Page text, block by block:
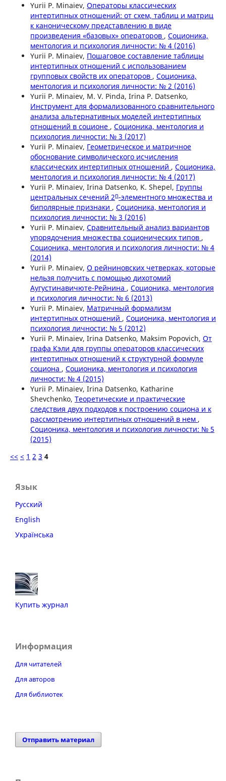
Yurii P. Minaiev, Операторы классических
интертипных отношений: от схем, таблиц и матриц
к каноническому представлению в виде
произведения «базовых» операторов , Соционика,
ментология и психология личности: № 4 (2016)
Yurii P. Minaiev, Пошаговое составление таблицы
интертипных отношений с использованием
групповых свойств их операторов , Соционика,
ментология и психология личности: № 2 (2016)
Yurii P. Minaiev, M. V. Pinda, Irina P. Datsenko,
Инструмент для формализованного сравнительного
анализа альтернативных моделей интертипных
отношений в соционе , Соционика, ментология и
психология личности: № 3 (2017)
Yurii P. Minaiev, Геометрическое и матричное
обоснование символического исчисления
классических интертипных отношений , Соционика,
ментология и психология личности: № 4 (2017)
Yurii P. Minaiev, Irina Datsenko, K. Shepel, Группы
центральных сечений 2n-элементного множества и
биполярные признаки , Соционика, ментология и
психология личности: № 3 (2016)
Yurii P. Minaiev, Сравнительный анализ вариантов
упорядочения множества соционических типов ,
Соционика, ментология и психология личности: № 4
(2014)
Yurii P. Minaiev, О рейниновских четверках, которые
нельзя получить с помощью дихотомий
Аугустинавичюте-Рейнина , Соционика, ментология
и психология личности: № 6 (2013)
Yurii P. Minaiev, Матричный формализм
интертипных отношений , Соционика, ментология и
психология личности: № 5 (2012)
Yurii P. Minaiev, Irina Datsenko, Maksim Popovich, От
графа Кэли для группы операторов классических
интертипных отношений к структурной формуле
социона , Соционика, ментология и психология
личности: № 4 (2015)
Yurii P. Minaiev, Irina Datsenko, Katharine
Shevchenko, Теоретические и практические
следствия двух подходов к построению социона и к
рассмотрению интертипных отношений в нем ,
Соционика, ментология и психология личности: № 5
(2015)
<< < 1 2 3 4
Язык
Русский
English
Українська
Купить журнал
Информация
Для читателей
Для авторов
Для библиотек
Отправить материал